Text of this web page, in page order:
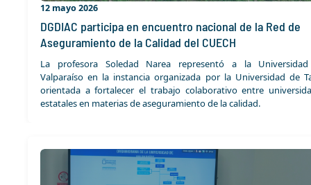
12 mayo 2026
DGDIAC participa en encuentro nacional de la Red de
Aseguramiento de la Calidad del CUECH
La profesora Soledad Narea representó a la
Valparaíso en la instancia organizada por la Universidad de
orientada a fortalecer el trabajo colaborativo entre
estatales en materias de aseguramiento de la calidad.